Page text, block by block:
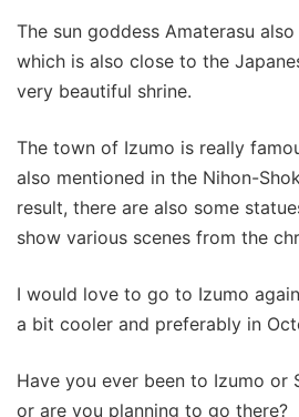
The sun goddess Amaterasu
which is also close to the
very beautiful shrine.
The town of Izumo is really
also mentioned in the Nihon-
result, there are also some
show various scenes from the
I would love to go to Izumo
a bit cooler and preferably in
Have you ever been to Izumo or
or are you planning to go there?